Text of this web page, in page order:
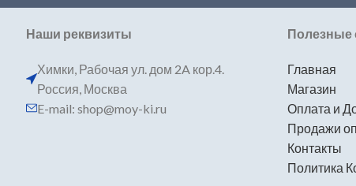
Наши реквизиты
Химки, Рабочая ул. дом 2A кор.4.
Россия, Москва
E-mail: shop@moy-ki.ru
Полезные
Главная
Магазин
Оплата и
Продажи
Контакты
Политика